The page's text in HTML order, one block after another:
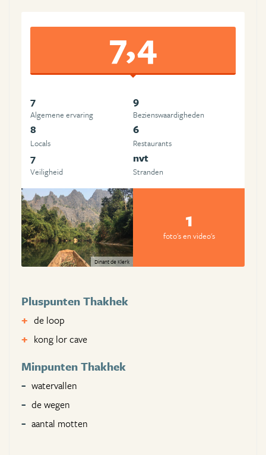
7,4
7
Algemene ervaring
9
Beziens­waardigheden
8
Locals
6
Restaurants
7
Veiligheid
nvt
Stranden
Dinant de Klerk
1
foto's en video's
Pluspunten Thakhek
de loop
kong lor cave
Minpunten Thakhek
watervallen
de wegen
aantal motten